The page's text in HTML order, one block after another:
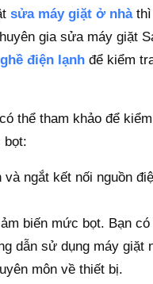
sửa máy giặt ở nhàthì
gia sửa máy giặt
điện lạnh để kiểm
thể tham khảo để
bọt:
và ngắt kết nối nguồn
biến mức bọt. Bạn
dẫn sử dụng máy giặt
môn về thiết bị.